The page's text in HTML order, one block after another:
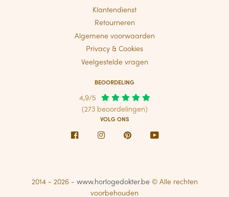
Klantendienst
Retourneren
Algemene voorwaarden
Privacy & Cookies
Veelgestelde vragen
BEOORDELING
4,9/5
(273 beoordelingen)
VOLG ONS
Facebook Instagram PinterestYoutube
2014 - 2026 - www.horlogedokter.be© Alle rechten
voorbehouden